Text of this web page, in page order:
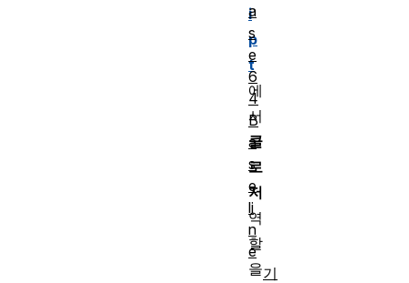
i
p
t
에
서
클
로
저
역
할
을
a
s
e
6
4
B
a
s
e
li
n
e
기